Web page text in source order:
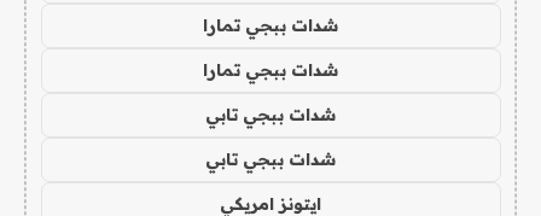
شدات ببجي تمارا
شدات ببجي تمارا
شدات ببجي تابي
شدات ببجي تابي
ايتونز امريكي